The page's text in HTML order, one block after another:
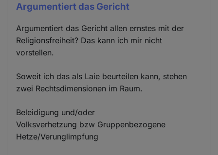
Argumentiert das Gericht
Argumentiert das Gericht allen ernstes mit der
Religionsfreiheit? Das kann ich mir nicht
vorstellen.
Soweit ich das als Laie beurteilen kann, stehen
zwei Rechtsdimensionen im Raum.
Beleidigung und/oder
Volksverhetzung bzw Gruppenbezogene
Hetze/Verunglimpfung